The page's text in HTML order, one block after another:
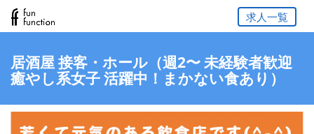
求人一覧
居酒屋 接客・ホール（週2〜 未経験者歓迎
癒やし系女子 活躍中！まかない食あり）